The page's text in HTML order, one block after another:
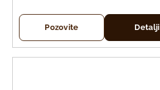
Pozovite Detalji